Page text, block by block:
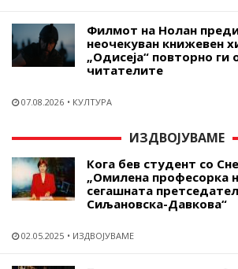
Филмот на Нолан
неочекуван книжевен
„Одисеја“ повторно ги
читателите
07.08.2026 КУЛТУРА
ИЗДВОЈУВАМЕ
Кога бев студент со
„Омилена професорка
сегашната
Сиљановска-Давкова“
02.05.2025 ИЗДВОЈУВАМЕ